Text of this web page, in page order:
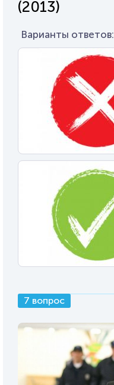
(2013)
Варианты ответов:
7 вопрос